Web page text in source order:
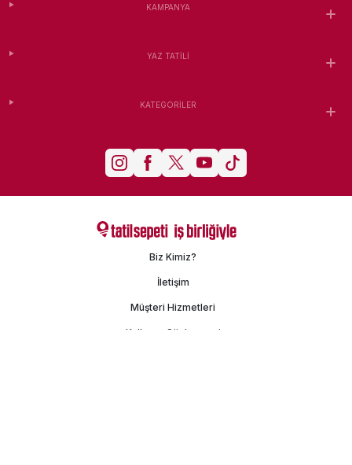
KAMPANYA
YAZ TATILI
KATEGORILER
Biz Kimiz?
İletişim
Müşteri Hizmetleri
Kullanım Sözleşmesi